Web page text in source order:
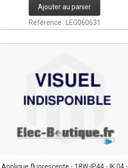
Ajouter au panier
Référence : LEG060631